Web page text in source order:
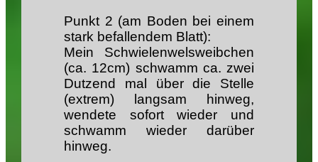
Punkt 2 (am Boden bei einem
stark befallendem Blatt):
Mein Schwielenwelsweibchen
(ca. 12cm) schwamm ca. zwei
Dutzend mal über die Stelle
(extrem) langsam hinweg,
wendete sofort wieder und
schwamm wieder darüber
hinweg.